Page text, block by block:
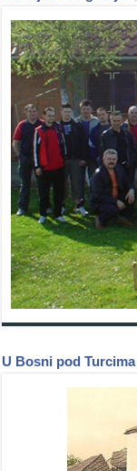
U Bosni pod Turcima